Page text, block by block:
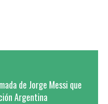
de Jorge Messi que
Argentina